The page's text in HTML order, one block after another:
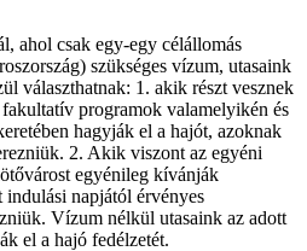
ahol csak egy-egy célállomás
szükséges vízum, utasaink
választhatnak: 1. akik részt vesznek
fakultatív programok valamelyikén és
hagyják el a hajót, azoknak
2. Akik viszont az egyéni
egyénileg kívánják
napjától érvényes
Vízum nélkül utasaink az adott
el a hajó fedélzetét.